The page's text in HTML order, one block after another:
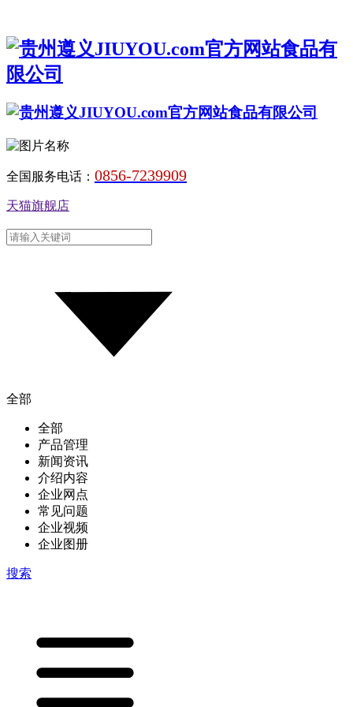
全国服务电话： 0856-7239909
天猫旗舰店
全部
全部
产品管理
新闻资讯
介绍内容
企业网点
常见问题
企业视频
企业图册
搜索